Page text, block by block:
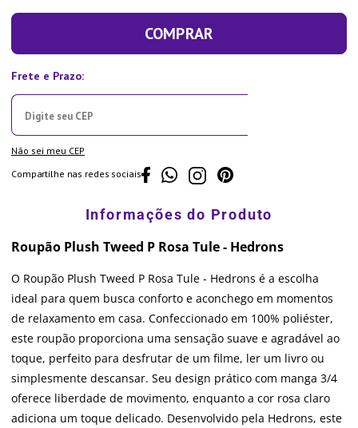
COMPRAR
Não sei meu CEP
Compartilhe nas redes sociais
Roupão Plush Tweed P Rosa Tule - Hedrons
O Roupão Plush Tweed P Rosa Tule - Hedrons é a escolha
ideal para quem busca conforto e aconchego em momentos
de relaxamento em casa. Confeccionado em 100% poliéster,
este roupão proporciona uma sensação suave e agradável ao
toque, perfeito para desfrutar de um filme, ler um livro ou
simplesmente descansar. Seu design prático com manga 3/4
oferece liberdade de movimento, enquanto a cor rosa claro
adiciona um toque delicado. Desenvolvido pela Hedrons, este